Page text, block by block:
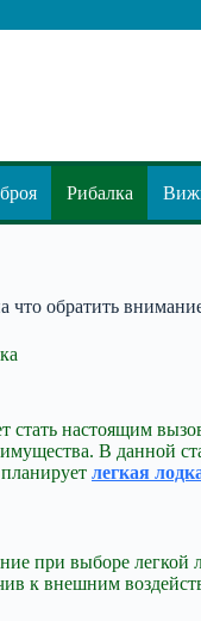
Рибалка
что обратить
настоящим
В данной
легкая
при выборе
к внешним